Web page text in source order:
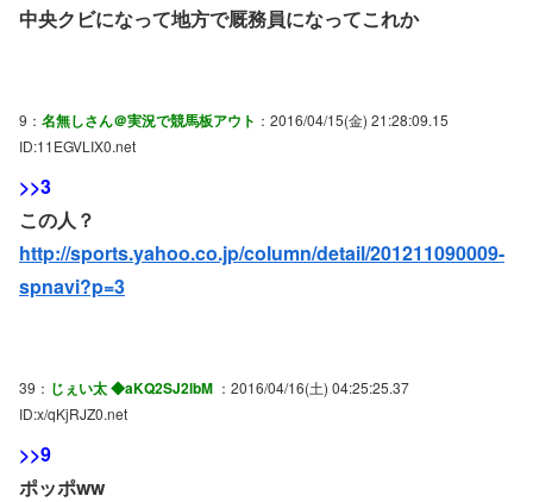
中央クビになって地方で厩務員になってこれか
9： 名無しさん＠実況で競馬板アウト ：2016/04/15(金) 21:28:09.15
ID:11EGVLIX0.net
>>3
この人？
http://sports.yahoo.co.jp/column/detail/201211090009-
spnavi?p=3
39： じぇい太 ◆aKQ2SJ2lbM ：2016/04/16(土) 04:25:25.37
ID:x/qKjRJZ0.net
>>9
ポッポww